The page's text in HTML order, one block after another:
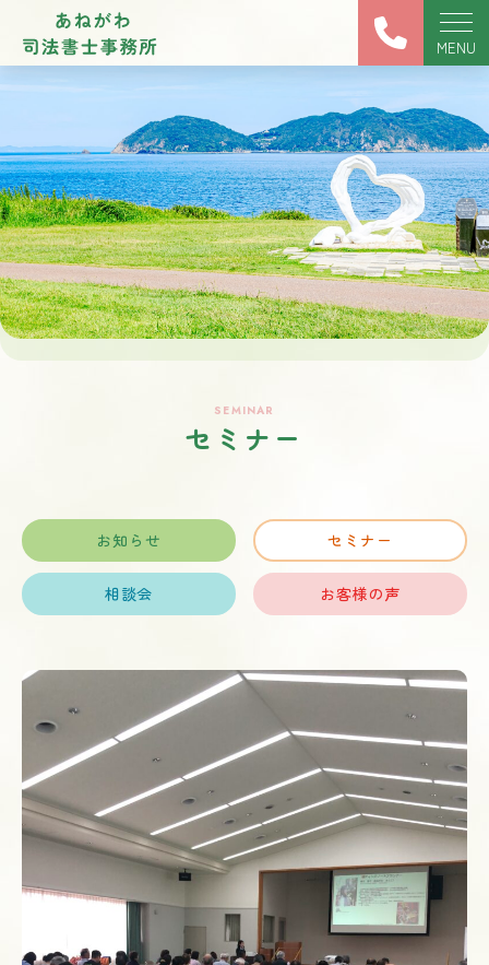
MENU
事務所紹介
ご依頼のながれ
サービス
新着情報
お問い合わせ
セミナー
お知らせ セミナー
相談会 お客様の声